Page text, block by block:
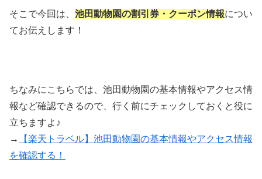
そこで今回は、 池田動物園の割引券・クーポン情報につい
てお伝えします！
ちなみにこちらでは、池田動物園の基本情報やアクセス情
報など確認できるので、行く前にチェックしておくと役に
立ちますよ♪
→
【楽天トラベル】池田動物園の基本情報やアクセス情報
を確認する！